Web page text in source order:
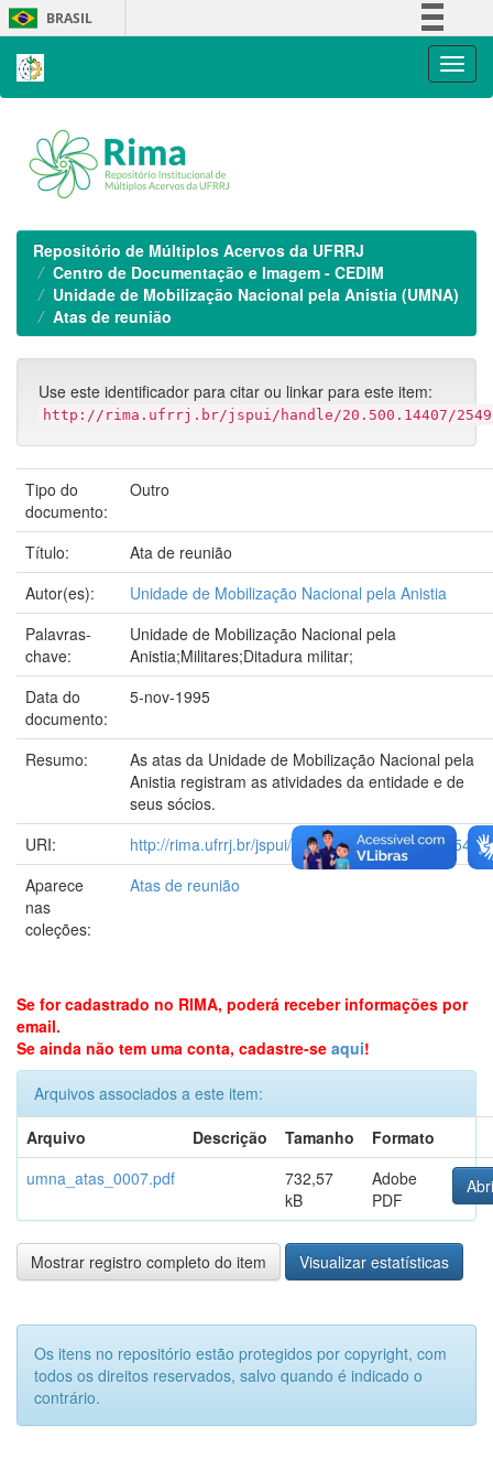
Skip
navigation
BRASIL
Repositório de Múltiplos Acervos da UFRRJ
Centro de Documentação e Imagem - CEDIM
Unidade de Mobilização Nacional pela Anistia (UMNA)
Atas de reunião
Use este identificador para citar ou linkar para este item:
http://rima.ufrrj.br/jspui/handle/20.500.14407/
Tipo do
documento:
Outro
Título:
Ata de reunião
Autor(es):
Unidade de Mobilização Nacional pela Anistia
Palavras-
chave:
Unidade de Mobilização Nacional pela
Anistia;Militares;Ditadura militar;
Data do
documento:
5-nov-1995
Resumo:
As atas da Unidade de Mobilização Nacional pela
Anistia registram as atividades da entidade e de
seus sócios.
URI:
http://rima.ufrrj.br/jspui/handle/20.500.14407/25491
Aparece
nas
coleções:
Atas de reunião
Se for cadastrado no RIMA, poderá receber informações por
email.
Se ainda não tem uma conta, cadastre-se aqui!
Arquivos associados a este item:
Arquivo
Descrição Tamanho
Formato
umna_atas_0007.pdf
732,57
kB
Adobe
PDF
Mostrar registro completo do item Visualizar estatísticas
Os itens no repositório estão protegidos por copyright, com
todos os direitos reservados, salvo quando é indicado o
contrário.